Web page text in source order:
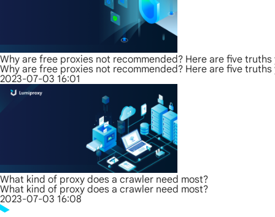
Why are free proxies not recommended? Here are five truths
Why are free proxies not recommended? Here are five truths
2023-07-03 16:01
What kind of proxy does a crawler need most?
What kind of proxy does a crawler need most?
2023-07-03 16:08